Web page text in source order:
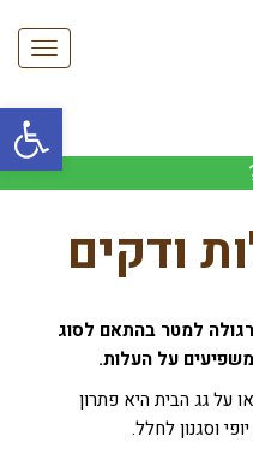
פתח
ודקים
למטר בהתאם לסוג
על העלות.
על גג הבית היא פתרון
וסגנון לחלל.